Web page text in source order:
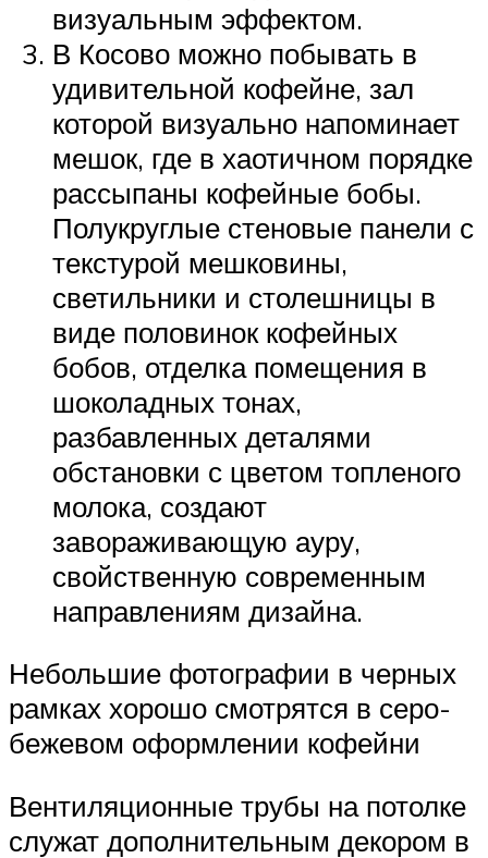
визуальным эффектом.
В Косово можно побывать в
удивительной кофейне, зал
которой визуально напоминает
мешок, где в хаотичном порядке
рассыпаны кофейные бобы.
Полукруглые стеновые панели с
текстурой мешковины,
светильники и столешницы в
виде половинок кофейных
бобов, отделка помещения в
шоколадных тонах,
разбавленных деталями
обстановки с цветом топленого
молока, создают
завораживающую ауру,
свойственную современным
направлениям дизайна.
Небольшие фотографии в черных
рамках хорошо смотрятся в серо-
бежевом оформлении кофейни
Вентиляционные трубы на потолке
служат дополнительным декором в